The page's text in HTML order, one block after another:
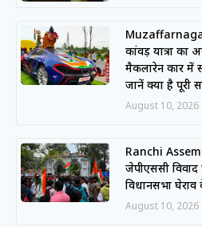
कांवड़ यात्रा का
मैकलारेन कार में
जानें क्या है पूरी
August 10, 2026
Ranchi
जेपीएससी विवाद
विधानसभा घेराव
August 10, 2026